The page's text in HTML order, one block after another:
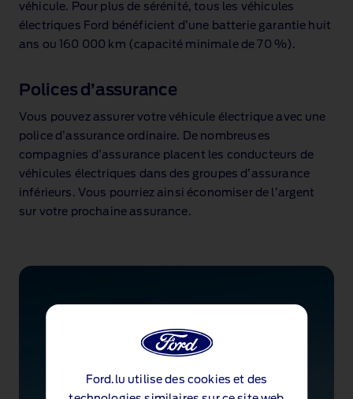
Ford.lu utilise des cookies et des
véhicule. Pour plus de sérénité, tous les véhicules
électriques Ford bénéficient d’une batterie garantie huit
ans ou 160 000 km (capacité minimale de 70 % ).
Polices d’assurance
Vous pouvez assurer votre véhicule électrique avec une
police d’assurance ordinaire. De nombreuses
compagnies d’assurance placent les conducteurs de
véhicules électriques dans des groupes d’assurance
inférieurs. Vous pourriez ainsi économiser de l’argent
sur votre prochaine assurance.